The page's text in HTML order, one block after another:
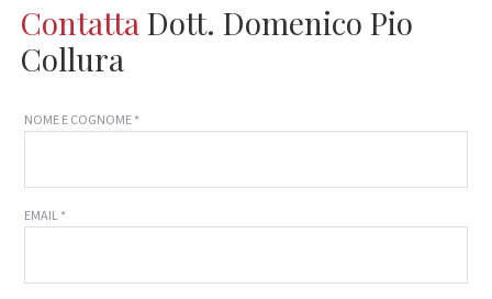
ContattaDott. Domenico Pio
Collura
NOME E COGNOME *
EMAIL *